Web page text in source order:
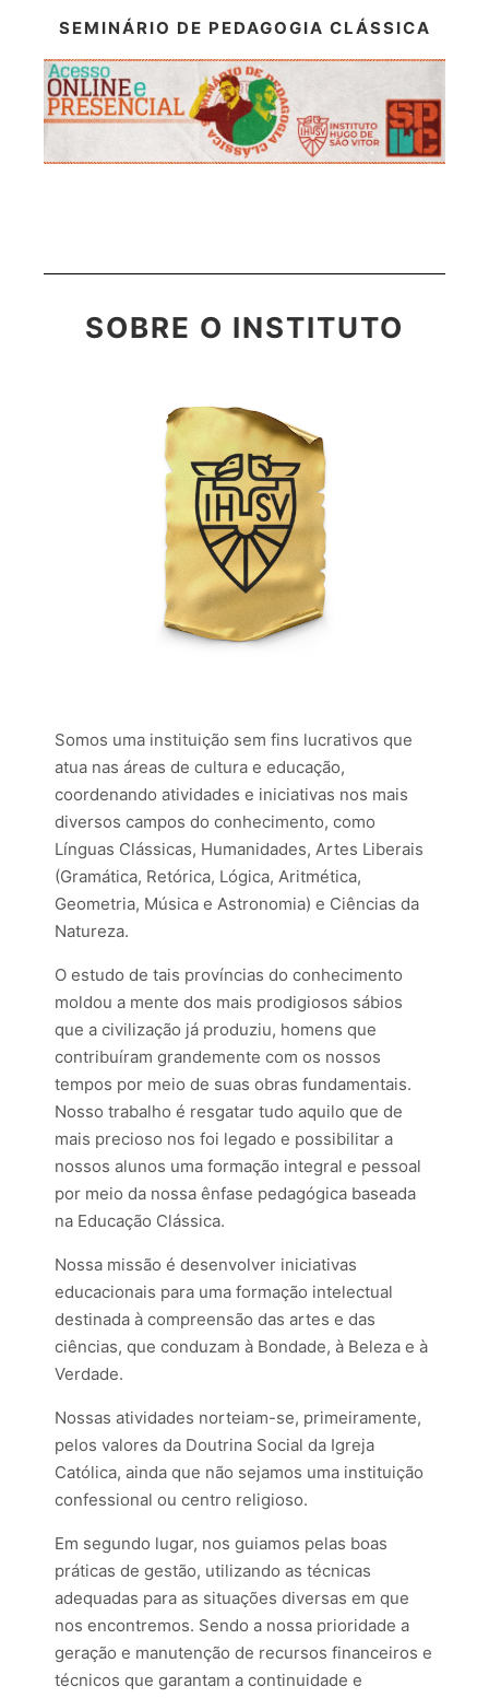
SEMINÁRIO DE PEDAGOGIA CLÁSSICA
SOBRE O INSTITUTO
Somos uma instituição sem fins lucrativos que
atua nas áreas de cultura e educação,
coordenando atividades e iniciativas nos mais
diversos campos do conhecimento, como
Línguas Clássicas, Humanidades, Artes Liberais
(Gramática, Retórica, Lógica, Aritmética,
Geometria, Música e Astronomia) e Ciências da
Natureza.
O estudo de tais províncias do conhecimento
moldou a mente dos mais prodigiosos sábios
que a civilização já produziu, homens que
contribuíram grandemente com os nossos
tempos por meio de suas obras fundamentais.
Nosso trabalho é resgatar tudo aquilo que de
mais precioso nos foi legado e possibilitar a
nossos alunos uma formação integral e pessoal
por meio da nossa ênfase pedagógica baseada
na Educação Clássica.
Nossa missão é desenvolver iniciativas
educacionais para uma formação intelectual
destinada à compreensão das artes e das
ciências, que conduzam à Bondade, à Beleza e à
Verdade.
Nossas atividades norteiam-se, primeiramente,
pelos valores da Doutrina Social da Igreja
Católica, ainda que não sejamos uma instituição
confessional ou centro religioso.
Em segundo lugar, nos guiamos pelas boas
práticas de gestão, utilizando as técnicas
adequadas para as situações diversas em que
nos encontremos. Sendo a nossa prioridade a
geração e manutenção de recursos financeiros e
técnicos que garantam a continuidade e